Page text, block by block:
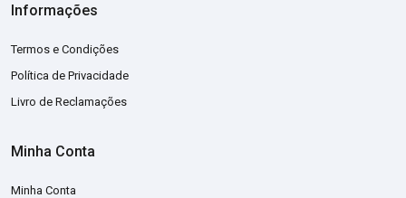
Informações
Termos e Condições
Política de Privacidade
Livro de Reclamações
Minha Conta
Minha Conta